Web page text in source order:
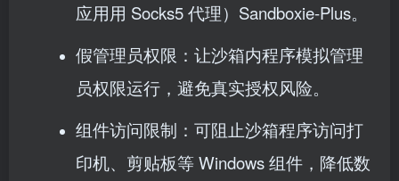
应用用 Socks5 代理）Sandboxie-Plus。
假管理员权限：让沙箱内程序模拟管理
员权限运行，避免真实授权风险。
组件访问限制：可阻止沙箱程序访问打
印机、剪贴板等 Windows 组件，降低数